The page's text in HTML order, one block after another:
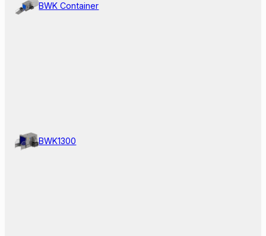
BWK Container
BWK1300